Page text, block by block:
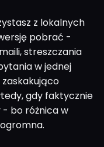
z lokalnych
pobrać -
streszczania
w jednej
zaskakująco
gdy faktycznie
- bo różnica w